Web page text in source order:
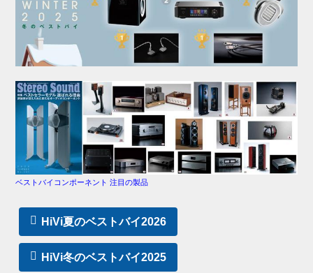
ベストバイコンポーネント 注目の製品
HiVi夏のベストバイ2026
HiVi冬のベストバイ2025